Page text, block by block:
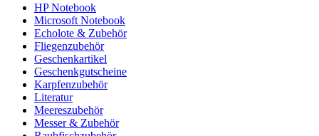
HP Notebook
Microsoft Notebook
Echolote & Zubehör
Fliegenzubehör
Geschenkartikel
Geschenkgutscheine
Karpfenzubehör
Literatur
Meereszubehör
Messer & Zubehör